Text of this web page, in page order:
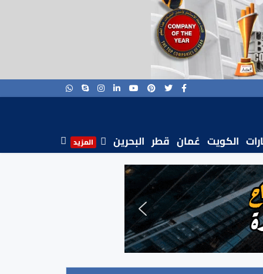
الكويت عُمان قطر البحرين المزيد